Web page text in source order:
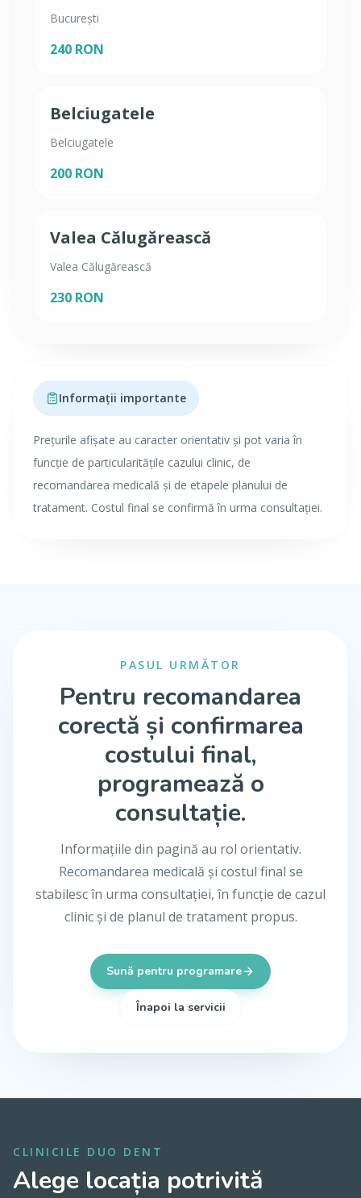
București
240 RON
Belciugatele
Belciugatele
200 RON
Valea Călugărească
Valea Călugărească
230 RON
Informații importante
Prețurile afișate au caracter orientativ și pot varia în
funcție de particularitățile cazului clinic, de
recomandarea medicală și de etapele planului de
tratament. Costul final se confirmă în urma consultației.
PASUL URMĂTOR
Pentru recomandarea
corectă și confirmarea
costului final,
programează o
consultație.
Informațiile din pagină au rol orientativ.
Recomandarea medicală și costul final se
stabilesc în urma consultației, în funcție de cazul
clinic și de planul de tratament propus.
Sună pentru programare
Înapoi la servicii
CLINICILE DUO DENT
Alege locația potrivită